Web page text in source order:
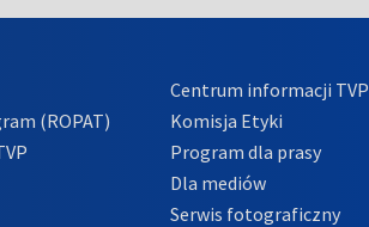
(ROPAT)
Centrum informacji TVP
Komisja Etyki
Program dla prasy
Dla mediów
Serwis fotograficzny